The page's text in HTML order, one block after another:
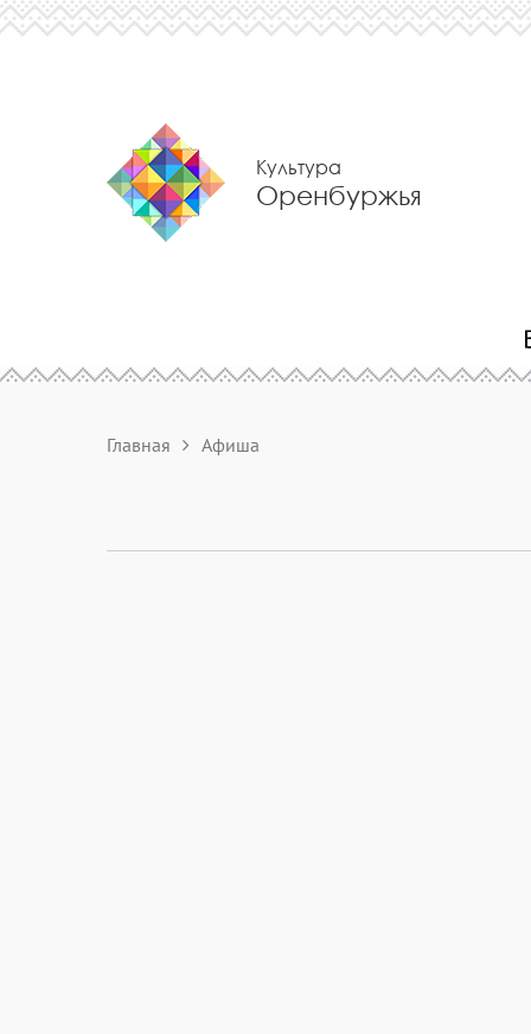
Культура
Оренбуржья
Главная Афиша